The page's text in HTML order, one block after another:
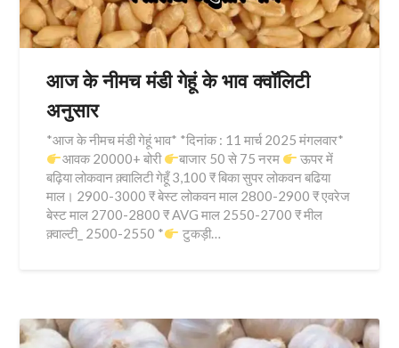
आज के नीमच मंडी गेहूं के भाव क्वॉलिटी
अनुसार
*आज के नीमच मंडी गेहूं भाव* *दिनांक : 11 मार्च 2025 मंगलवार*
आवक 20000+ बोरी
बाजार 50 से 75 नरम
ऊपर में
बढ़िया लोकवान क़्वालिटी गेहूँ 3,100 ₹ बिका सुपर लोकवन बढिया
माल। 2900-3000 ₹ बेस्ट लोकवन माल 2800-2900 ₹ एवरेज
बेस्ट माल 2700-2800 ₹ AVG माल 2550-2700 ₹ मील
क़्वाल्टी_ 2500-2550 *
टुकड़ी…